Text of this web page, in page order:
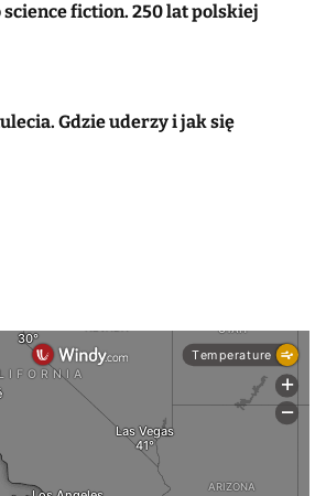
fiction. 250 lat polskiej
Gdzie uderzy i jak się